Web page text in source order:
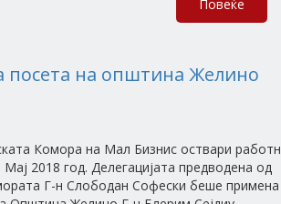
Повеќе
посета на општина Желино
Комора на Мал Бизнис оствари
2018 год. Делегацијата предводена од
Г-н Слободан Софески беше примена